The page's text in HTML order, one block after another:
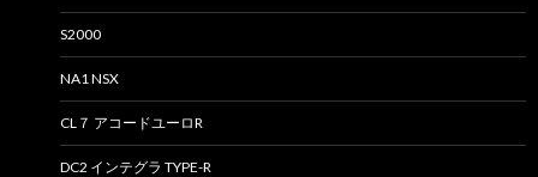
S2000
NA1 NSX
CL７ アコードユーロR
DC2 インテグラ TYPE-R